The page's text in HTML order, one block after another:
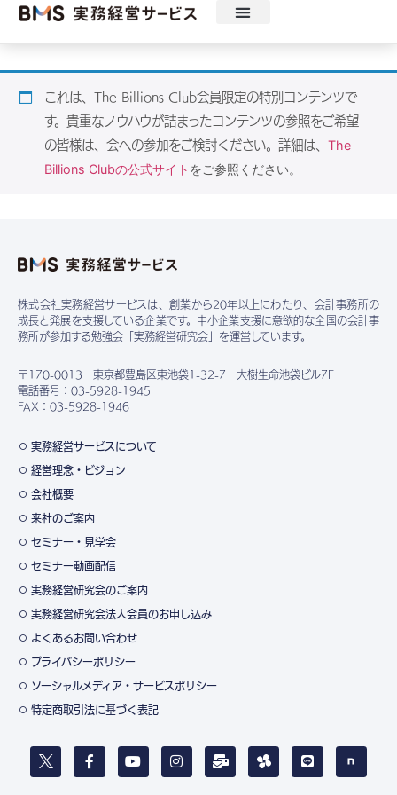
これは、The Billions Club会員限定の特別コンテンツで
す。貴重なノウハウが詰まったコンテンツの参照をご希望
の皆様は、会への参加をご検討ください。詳細は、The
Billions Clubの公式サイト をご参照ください。
株式会社実務経営サービスは、創業から20年以上にわたり、会計事務所の
成長と発展を支援している企業です。中小企業支援に意欲的な全国の会計事
務所が参加する勉強会「実務経営研究会」を運営しています。
〒170-0013 東京都豊島区東池袋1-32-7 大樹生命池袋ビル7F
電話番号：03-5928-1945
FAX：03-5928-1946
実務経営サービスについて
経営理念・ビジョン
会社概要
来社のご案内
セミナー・見学会
セミナー動画配信
実務経営研究会のご案内
実務経営研究会法人会員のお申し込み
よくあるお問い合わせ
プライバシーポリシー
ソーシャルメディア・サービスポリシー
特定商取引法に基づく表記